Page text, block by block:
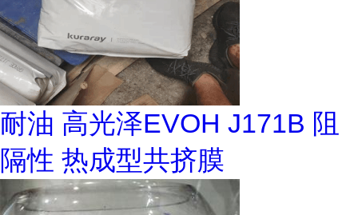
耐油 高光泽EVOH J171B 阻
隔性 热成型共挤膜